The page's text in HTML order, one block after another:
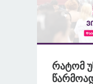
Რატომ